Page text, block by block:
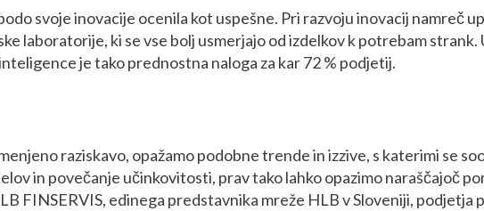
svoje inovacije ocenila kot uspešne. Pri razvoju inovacij namreč
laboratorije, ki se vse bolj usmerjajo od izdelkov k potrebam strank.
je tako prednostna naloga za kar 72 % podjetij.
raziskavo, opažamo podobne trende in izzive, s katerimi se
in povečanje učinkovitosti, prav tako lahko opazimo naraščajoč
FINSERVIS, edinega predstavnika mreže HLB v Sloveniji, podjetja